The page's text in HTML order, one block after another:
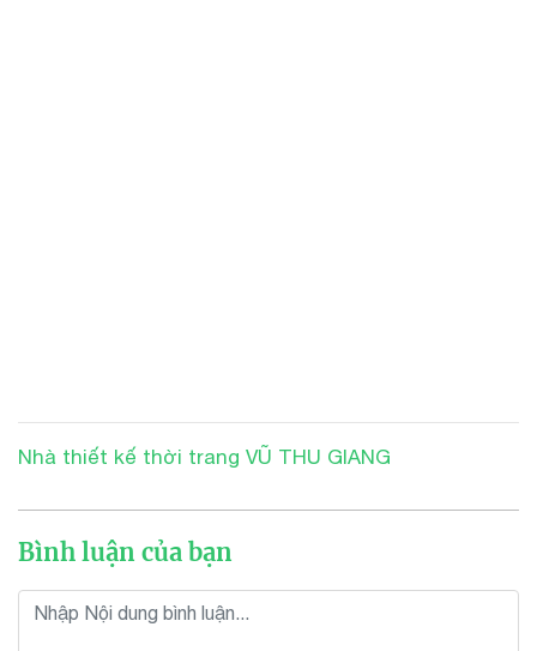
Nhà thiết kế thời trang VŨ THU GIANG
Bình luận của bạn